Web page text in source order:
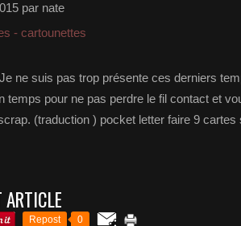
par nate
- cartounettes
ne suis pas trop présente ces derniers
temps pour ne pas perdre le fil contact et
(traduction ) pocket letter faire 9 cartes
ARTICLE
Repost 0